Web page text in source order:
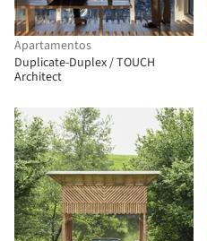
Apartamentos
Duplicate-Duplex / TOUCH
Architect